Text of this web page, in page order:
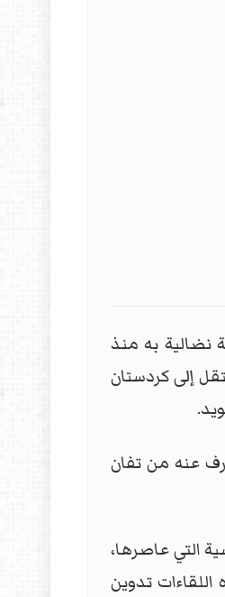
نضالية به منذ
إلى كردستان
عرف عنه من تفان
التي عاصرها،
تدوين